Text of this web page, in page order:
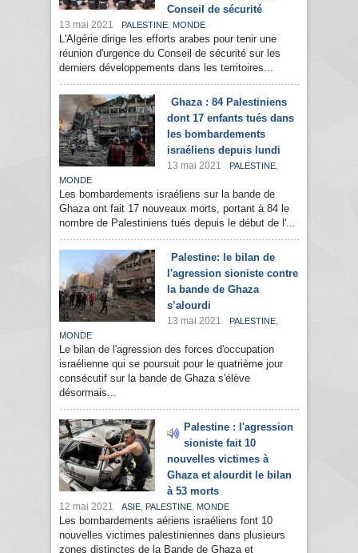
Conseil de sécurité
13 mai 2021 PALESTINE, MONDE
L'Algérie dirige les efforts arabes pour tenir une
réunion d'urgence du Conseil de sécurité sur les
derniers développements dans les territoires...
Ghaza : 84 Palestiniens
dont 17 enfants tués dans
les bombardements
israéliens depuis lundi
13 mai 2021 PALESTINE,
MONDE
Les bombardements israéliens sur la bande de
Ghaza ont fait 17 nouveaux morts, portant à 84 le
nombre de Palestiniens tués depuis le début de l'...
Palestine: le bilan de
l'agression sioniste contre
la bande de Ghaza
s’alourdi
13 mai 2021 PALESTINE,
MONDE
Le bilan de l'agression des forces d'occupation
israélienne qui se poursuit pour le quatrième jour
consécutif sur la bande de Ghaza s'élève
désormais...
Palestine : l'agression
sioniste fait 10
nouvelles victimes à
Ghaza et alourdit le bilan
à 53 morts
12 mai 2021 ASIE, PALESTINE, MONDE
Les bombardements aériens israéliens font 10
nouvelles victimes palestiniennes dans plusieurs
zones distinctes de la Bande de Ghaza et